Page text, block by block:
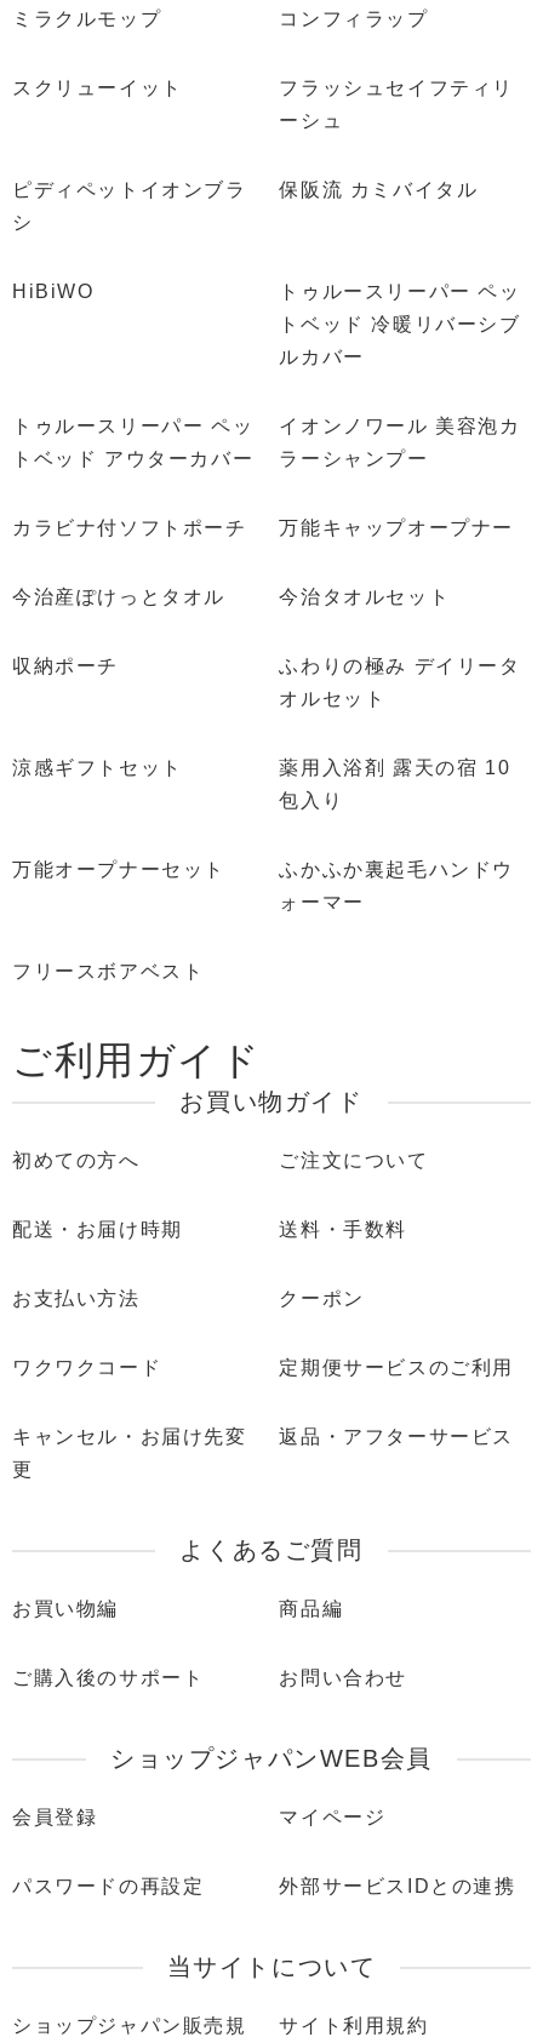
ミラクルモップ コンフィラップ
スクリューイット
フラッシュセイフティリ
ーシュ
ピディペットイオンブラ
シ
保阪流 カミバイタル
HiBiWO
トゥルースリーパー ペッ
トベッド 冷暖リバーシブ
ルカバー
トゥルースリーパー ペッ
トベッド アウターカバー
イオンノワール 美容泡カ
ラーシャンプー
カラビナ付ソフトポーチ 万能キャップオープナー
今治産ぽけっとタオル 今治タオルセット
収納ポーチ
ふわりの極み デイリータ
オルセット
涼感ギフトセット
薬用入浴剤 露天の宿 10
包入り
万能オープナーセット
ふかふか裏起毛ハンドウ
ォーマー
フリースボアベスト
ご利用ガイド
お買い物ガイド
初めての方へ ご注文について
配送・お届け時期 送料・手数料
お支払い方法 クーポン
ワクワクコード 定期便サービスのご利用
キャンセル・お届け先変
更
返品・アフターサービス
よくあるご質問
お買い物編 商品編
ご購入後のサポート お問い合わせ
ショップジャパンWEB会員
会員登録 マイページ
パスワードの再設定 外部サービスIDとの連携
当サイトについて
ショップジャパン販売規
サイト利用規約